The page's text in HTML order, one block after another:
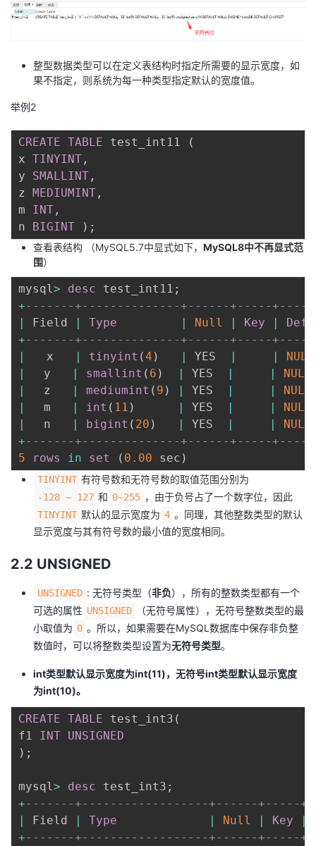
整型数据类型可以在定义表结构时指定所需要的显示宽度，如
果不指定，则系统为每一种类型指定默认的宽度值。
举例2
CREATE TABLE test_int11
(
x TINYINT ,
y SMALLINT ,
z MEDIUMINT ,
m INT ,
n BIGINT ) ;
查看表结构 （MySQL5.7中显式如下， MySQL8中不再显式范
围）
mysql> desc test_int11 ;
+-------+--------------+------+-----
|
Field | Type | Null | Key |
+-------+--------------+------+-----
|
   x
| tinyint (4 ) | YES | |
NULL
|
y | smallint ( 6 ) | YES | |
NULL
|
z | mediumint ( 9 ) | YES | |
NULL
|
m | int ( 11 ) | YES | |
NULL
|
n | bigint ( 20 ) | YES | |
NULL
+-------+--------------+------+-----
5
rows in set ( 0.00 sec )
TINYINT 有符号数和无符号数的取值范围分别为
-128 ~ 127 和 0~255 ，由于负号占了一个数字位，因此
TINYINT 默认的显示宽度为 4 。同理，其他整数类型的默认
显示宽度与其有符号数的最小值的宽度相同。
2.2 UNSIGNED
UNSIGNED : 无符号类型（非负），所有的整数类型都有一个
可选的属性 UNSIGNED
（无符号属性），无符号整数类型的最
小取值为 0 。所以，如果需要在MySQL数据库中保存非负整
数值时，可以将整数类型设置为无符号类型。
int类型默认显示宽度为int(11)，无符号int类型默认显示宽度
为int(10)。
CREATE TABLE test_int3 (
f1 INT UNSIGNED
) ;
mysql> desc test_int3 ;
+-------+------------------+------+-----
|
Field | Type | Null | Key |
+-------+------------------+------+-----